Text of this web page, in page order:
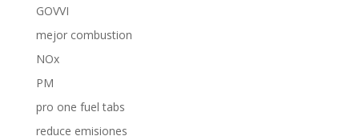
GOVVI
mejor combustion
NOx
PM
pro one fuel tabs
reduce emisiones